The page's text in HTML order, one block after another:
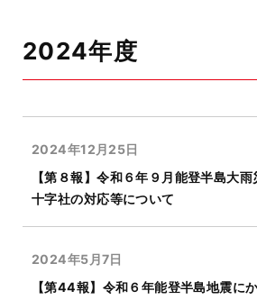
2024年度
2024年12月25日
【第８報】令和６年９月能登半島大
十字社の対応等について
2024年5月7日
【第44報】令和６年能登半島地震に